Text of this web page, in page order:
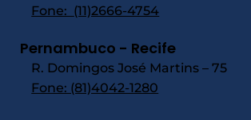
Fone: (11)2666-4754
Pernambuco - Recife
R. Domingos José Martins – 75
Fone: (81)4042-1280